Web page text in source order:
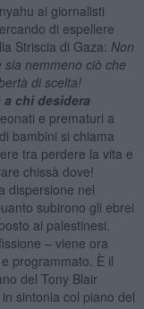
ai giornalisti
di espellere
Striscia di Gaza: Non
nemmeno ciò che
di scelta!
a chi desidera
e prematuri a
bambini si chiama
tra perdere la vita e
chissà dove!
dispersione nel
subirono gli ebrei
ai palestinesi.
– viene ora
programmato. È il
del Tony Blair
sintonia col piano del